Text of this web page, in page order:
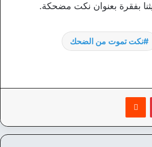
بفقرة بعنوان نكت مضحكة.
نكت تموت من الضحك
بينتيريست